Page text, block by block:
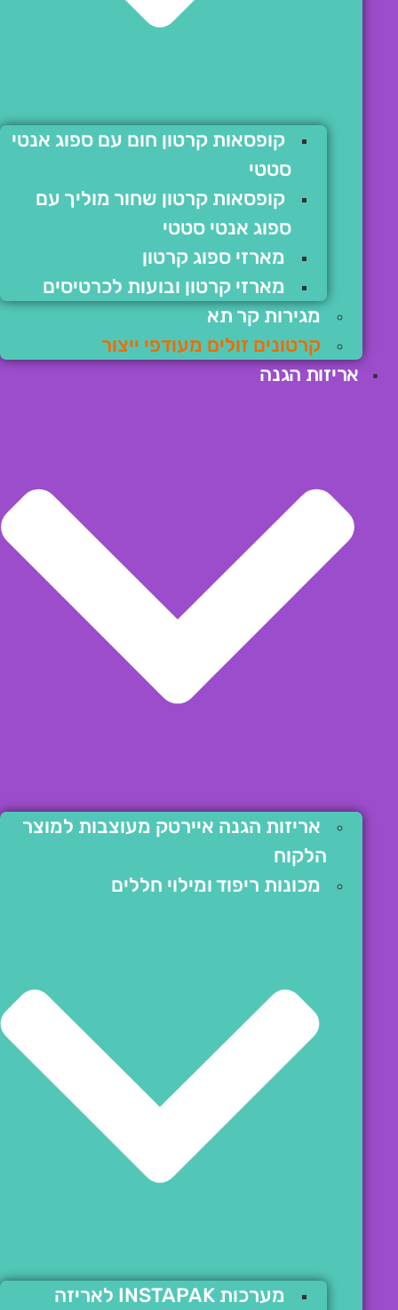
קופסאות קרטון חום עם ספוג אנטי
סטטי
קופסאות קרטון שחור מוליך עם
ספוג אנטי סטטי
מארזי ספוג קרטון
מארזי קרטון ובועות לכרטיסים
מגירות קר תא
קרטונים זולים מעודפי ייצור
אריזות הגנה
אריזות הגנה איירטק מעוצבות למוצר
הלקוח
מכונות ריפוד ומילוי חללים
מערכות INSTAPAK לאריזה